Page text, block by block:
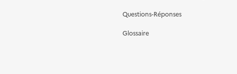
Questions-Réponses
Glossaire